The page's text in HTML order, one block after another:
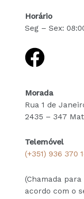
Horário
Seg – Sex:
Morada
Rua 1 de
2435 – 347
Telemóvel
(+351) 936 370
(Chamada
acordo com o